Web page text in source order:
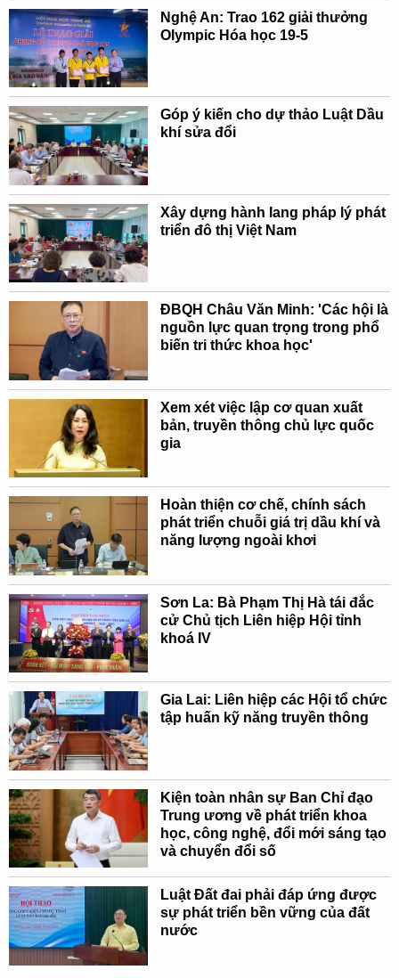
Nghệ An: Trao 162 giải thưởng
Olympic Hóa học 19-5
Góp ý kiến cho dự thảo Luật Dầu
khí sửa đổi
Xây dựng hành lang pháp lý phát
triển đô thị Việt Nam
ĐBQH Châu Văn Minh: 'Các hội là
nguồn lực quan trọng trong phổ
biến tri thức khoa học'
Xem xét việc lập cơ quan xuất
bản, truyền thông chủ lực quốc
gia
Hoàn thiện cơ chế, chính sách
phát triển chuỗi giá trị dầu khí và
năng lượng ngoài khơi
Sơn La: Bà Phạm Thị Hà tái đắc
cử Chủ tịch Liên hiệp Hội tỉnh
khoá IV
Gia Lai: Liên hiệp các Hội tổ chức
tập huấn kỹ năng truyền thông
Kiện toàn nhân sự Ban Chỉ đạo
Trung ương về phát triển khoa
học, công nghệ, đổi mới sáng tạo
và chuyển đổi số
Luật Đất đai phải đáp ứng được
sự phát triển bền vững của đất
nước